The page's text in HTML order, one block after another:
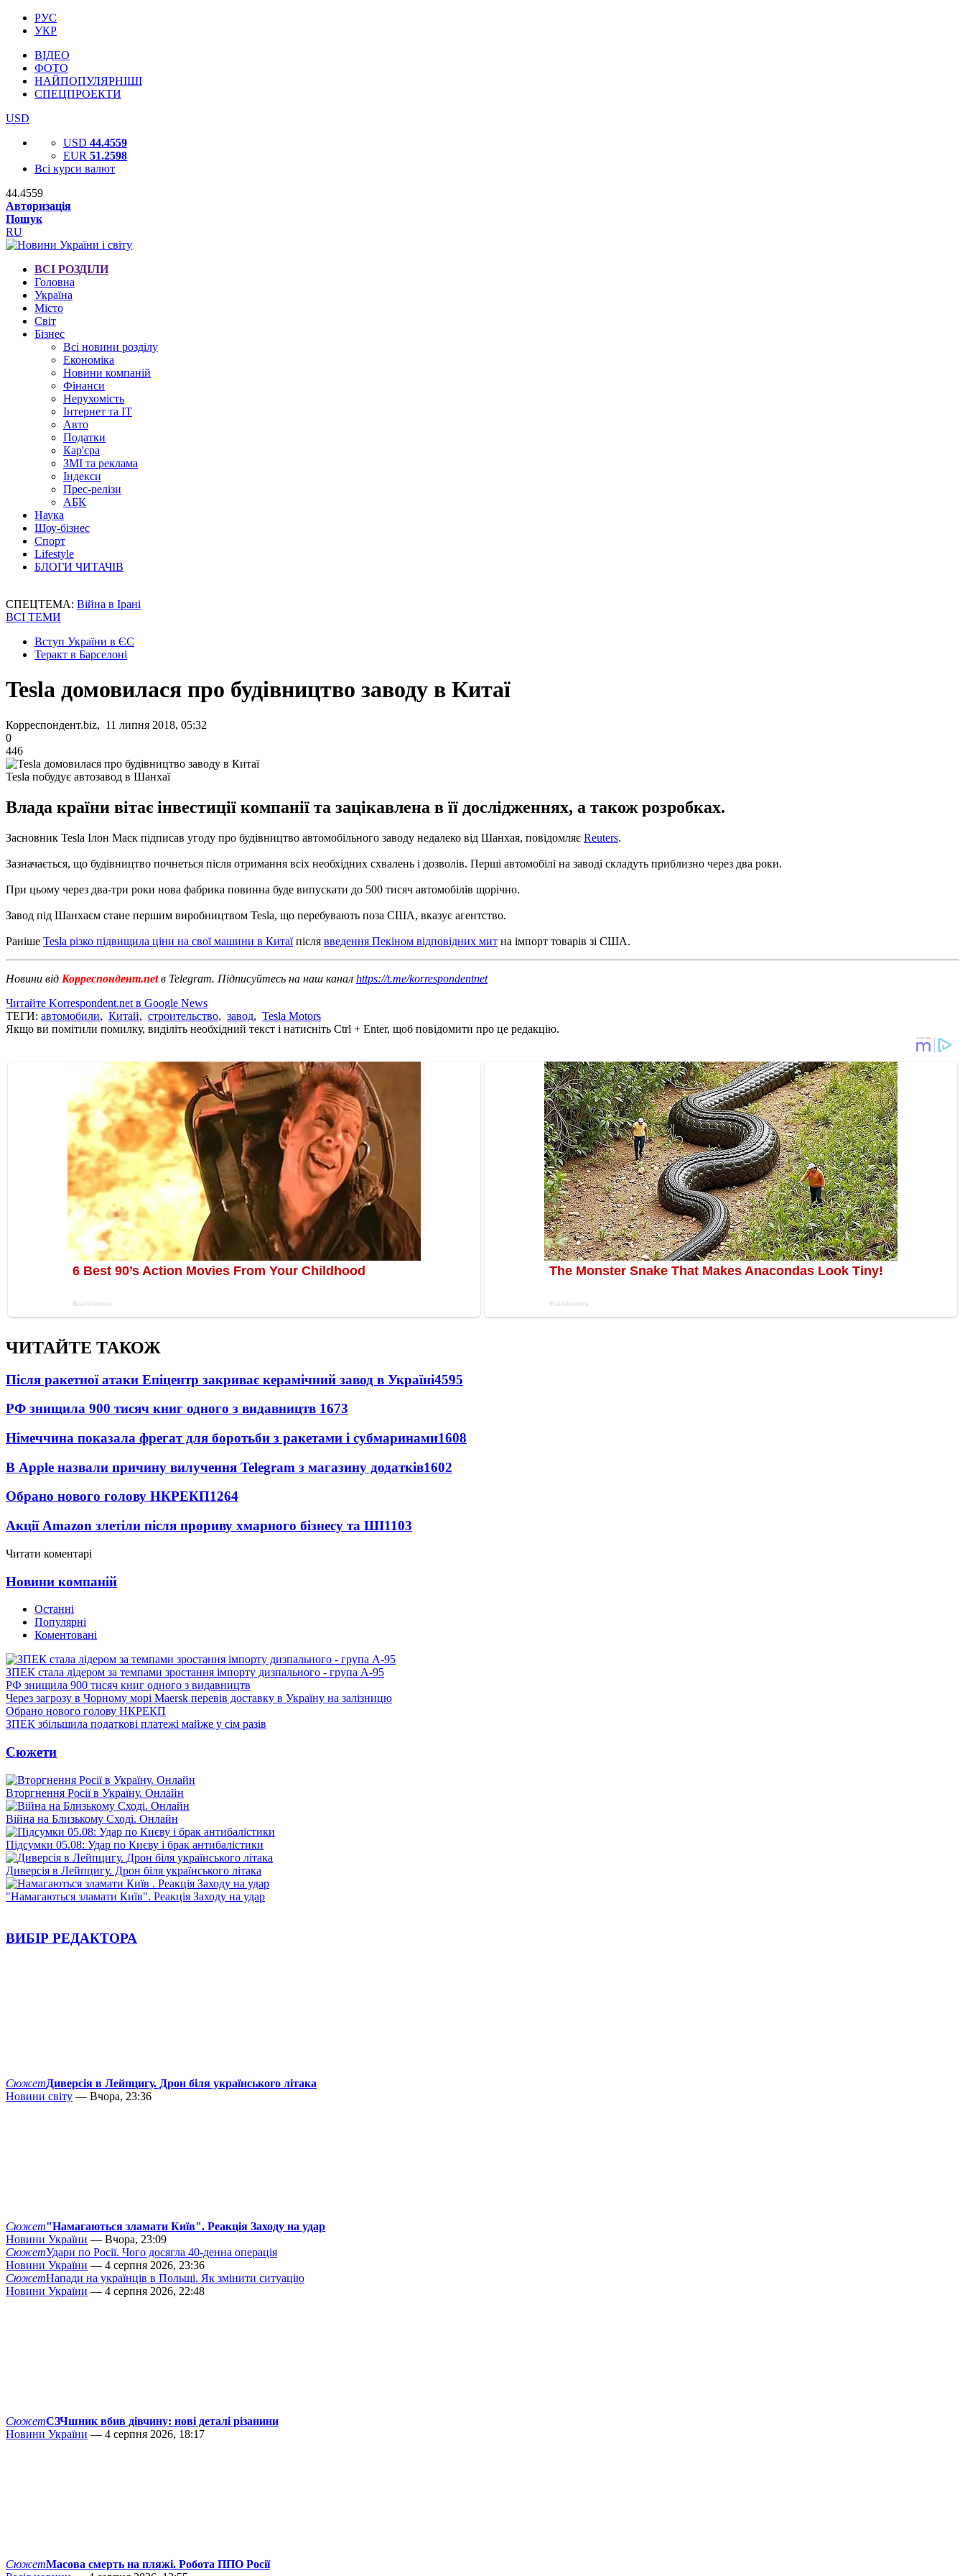
РУС
УКР
ВІДЕО
ФОТО
НАЙПОПУЛЯРНІШІ
СПЕЦПРОЕКТИ
USD
USD 44.4559
EUR 51.2598
Всі курси валют
44.4559
Авторизація
Пошук
RU
ВСІ РОЗДІЛИ
Головна
Україна
Місто
Світ
Бізнес
Всі новини розділу
Економіка
Новини компаній
Фінанси
Нерухомість
Інтернет та IT
Авто
Податки
Кар'єра
ЗМІ та реклама
Індекси
Прес-релізи
АБК
Наука
Шоу-бізнес
Спорт
Lifestyle
БЛОГИ ЧИТАЧІВ
СПЕЦТЕМА: Війна в Ірані
ВСІ ТЕМИ
Вступ України в ЄС
Теракт в Барселоні
Tesla домовилася про будівництво заводу в Китаї
Корреспондент.biz, 11 липня 2018, 05:32
0
446
Tesla побудує автозавод в Шанхаї
Влада країни вітає інвестиції компанії та зацікавлена в її дослідженнях, а також розробках.
Засновник Tesla Ілон Маск підписав угоду про будівництво автомобільного заводу недалеко від Шанхая, повідомляє Reuters.
Зазначається, що будівництво почнеться після отримання всіх необхідних схвалень і дозволів. Перші автомобілі на заводі складуть приблизно через два роки.
При цьому через два-три роки нова фабрика повинна буде випускати до 500 тисяч автомобілів щорічно.
Завод під Шанхаєм стане першим виробництвом Tesla, що перебувають поза США, вказує агентство.
Раніше Tesla різко підвищила ціни на свої машини в Китаїпісля введення Пекіном відповідних мит на імпорт товарів зі США.
Новини від Корреспондент.netв Telegram. Підписуйтесь на наш канал https://t.me/korrespondentnet
Читайте Korrespondent.net в Google News
ТЕГИ: автомобили, Китай, строительство, завод, Tesla Motors
Якщо ви помітили помилку, виділіть необхідний текст і натисніть Ctrl + Enter, щоб повідомити про це редакцію.
ЧИТАЙТЕ ТАКОЖ
Після ракетної атаки Епіцентр закриває керамічний завод в Україні4595
РФ знищила 900 тисяч книг одного з видавництв 1673
Німеччина показала фрегат для боротьби з ракетами і субмаринами1608
В Apple назвали причину вилучення Telegram з магазину додатків1602
Обрано нового голову НКРЕКП1264
Акції Amazon злетіли після прориву хмарного бізнесу та ШІ1103
Читати коментарі
Новини компаній
Останні
Популярні
Коментовані
ЗПЕК стала лідером за темпами зростання імпорту дизпального - група А-95
РФ знищила 900 тисяч книг одного з видавництв
Через загрозу в Чорному морі Maersk перевів доставку в Україну на залізницю
Обрано нового голову НКРЕКП
ЗПЕК збільшила податкові платежі майже у сім разів
Сюжети
Вторгнення Росії в Україну. Онлайн
Війна на Близькому Сході. Онлайн
Підсумки 05.08: Удар по Києву і брак антибалістики
Диверсія в Лейпцигу. Дрон біля українського літака
"Намагаються зламати Київ". Реакція Заходу на удар
ВИБІР РЕДАКТОРА
СюжетДиверсія в Лейпцигу. Дрон біля українського літака
Новини світу — Вчора, 23:36
Сюжет"Намагаються зламати Київ". Реакція Заходу на удар
Новини України — Вчора, 23:09
СюжетУдари по Росії. Чого досягла 40-денна операція
Новини України — 4 серпня 2026, 23:36
СюжетНапади на українців в Польщі. Як змінити ситуацію
Новини України — 4 серпня 2026, 22:48
СюжетСЗЧшник вбив дівчину: нові деталі різанини
Новини України — 4 серпня 2026, 18:17
СюжетМасова смерть на пляжі. Робота ППО Росії